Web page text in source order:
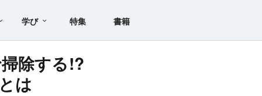
学び 特集 書籍
除する!?
は